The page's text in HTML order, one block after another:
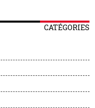
CATÉGORIES